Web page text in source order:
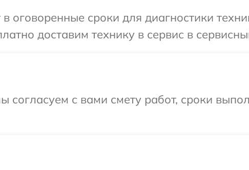
оговоренные сроки для диагностики
доставим технику в сервис в
согласуем с вами смету работ, сроки